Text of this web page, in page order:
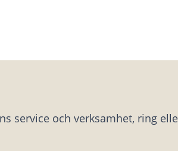
service och verksamhet, ring